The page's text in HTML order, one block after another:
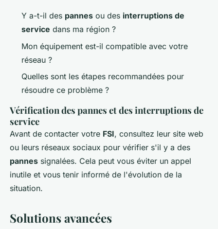
Y a-t-il des pannes ou des interruptions de
service dans ma région ?
Mon équipement est-il compatible avec votre
réseau ?
Quelles sont les étapes recommandées pour
résoudre ce problème ?
Vérification des pannes et des interruptions de
service
Avant de contacter votre FSI, consultez leur site web
ou leurs réseaux sociaux pour vérifier s'il y a des
pannes signalées. Cela peut vous éviter un appel
inutile et vous tenir informé de l'évolution de la
situation.
Solutions avancées